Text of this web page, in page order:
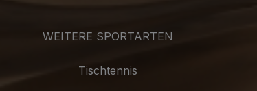
WEITERE SPORTARTEN
Tischtennis